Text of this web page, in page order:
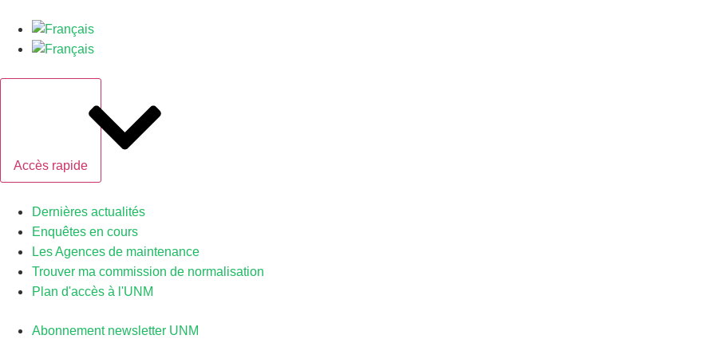
Accès rapide
Dernières actualités
Enquêtes en cours
Les Agences de maintenance
Trouver ma commission de normalisation
Plan d'accès à l'UNM
Abonnement newsletter UNM